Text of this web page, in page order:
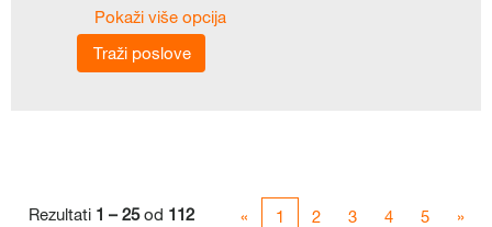
Pokaži više opcija
Rezultati 1 – 25od 112 « 1 2 3 4 5 »